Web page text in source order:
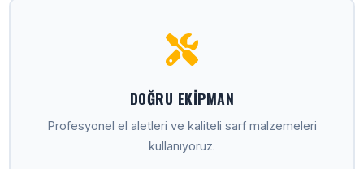
DOĞRU EKIPMAN
Profesyonel el aletleri ve kaliteli sarf malzemeleri
kullanıyoruz.